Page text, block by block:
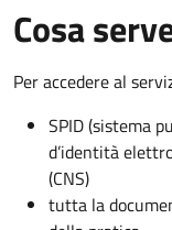
Cosa
Per accedere al
SPID (sistema
d’identità
(CNS)
tutta la